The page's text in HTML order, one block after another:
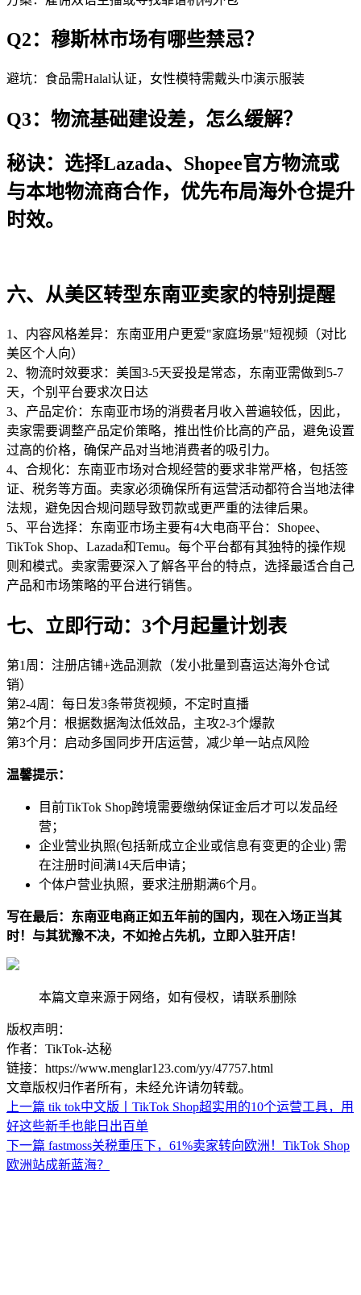
Q2：穆斯林市场有哪些禁忌？
避坑：食品需Halal认证，女性模特需戴头巾演示服装
Q3：物流基础建设差，怎么缓解？
秘诀：选择Lazada、Shopee官方物流或
与本地物流商合作，优先布局海外仓提升
时效。
六、从美区转型东南亚卖家的特别提醒
1、内容风格差异：东南亚用户更爱"家庭场景"短视频（对比
美区个人向）
2、物流时效要求：美国3-5天妥投是常态，东南亚需做到5-7
天，个别平台要求次日达
3、产品定价：东南亚市场的消费者月收入普遍较低，因此，
卖家需要调整产品定价策略，推出性价比高的产品，避免设置
过高的价格，确保产品对当地消费者的吸引力。
4、合规化：东南亚市场对合规经营的要求非常严格，包括签
证、税务等方面。卖家必须确保所有运营活动都符合当地法律
法规，避免因合规问题导致罚款或更严重的法律后果。
5、平台选择：东南亚市场主要有4大电商平台：Shopee、
TikTok Shop、Lazada和Temu。每个平台都有其独特的操作规
则和模式。卖家需要深入了解各平台的特点，选择最适合自己
产品和市场策略的平台进行销售。
七、立即行动：3个月起量计划表
第1周：注册店铺+选品测款（发小批量到喜运达海外仓试
销）
第2-4周：每日发3条带货视频，不定时直播
第2个月：根据数据淘汰低效品，主攻2-3个爆款
第3个月：启动多国同步开店运营，减少单一站点风险
温馨提示：
目前TikTok Shop跨境需要缴纳保证金后才可以发品经
营；
企业营业执照(包括新成立企业或信息有变更的企业) 需
在注册时间满14天后申请；
个体户营业执照，要求注册期满6个月。
写在最后：东南亚电商正如五年前的国内，现在入场正当其
时！与其犹豫不决，不如抢占先机，立即入驻开店！
本篇文章来源于网络，如有侵权，请联系删除
版权声明：
作者：TikTok-达秘
链接：https://www.menglar123.com/yy/47757.html
文章版权归作者所有，未经允许请勿转载。
上一篇 tik tok中文版丨TikTok Shop超实用的10个运营工具，用
好这些新手也能日出百单
下一篇 fastmoss关税重压下，61%卖家转向欧洲！TikTok Shop
欧洲站成新蓝海？